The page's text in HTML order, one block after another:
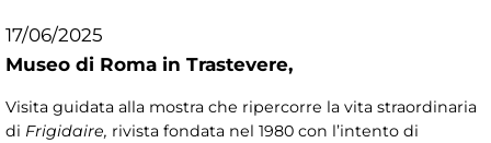
17/06/2025
Museo di Roma in Trastevere,
Visita guidata alla mostra che ripercorre la vita straordinaria
di Frigidaire, rivista fondata nel 1980 con l’intento di